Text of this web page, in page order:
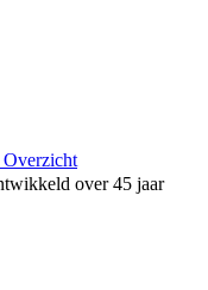
Overzicht
over 45 jaar